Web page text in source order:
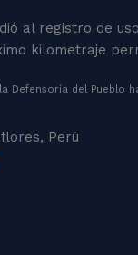
al registro de
kilometraje
Defensoría del
Perú